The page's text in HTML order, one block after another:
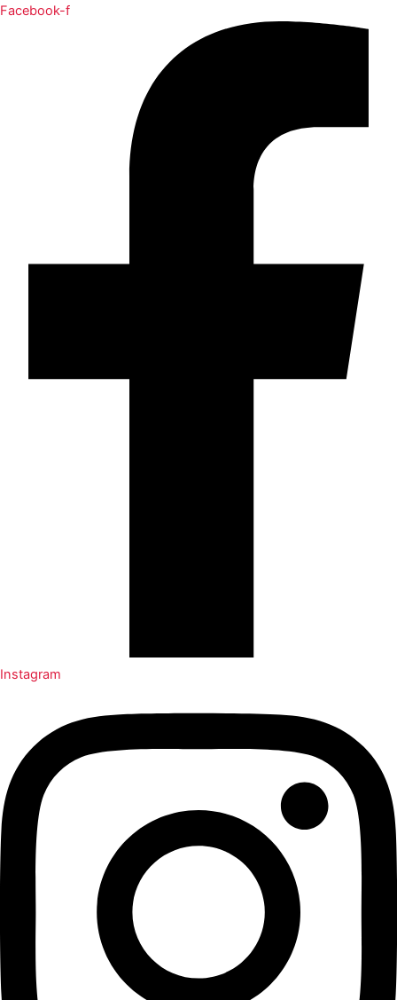
Facebook-f
Instagram